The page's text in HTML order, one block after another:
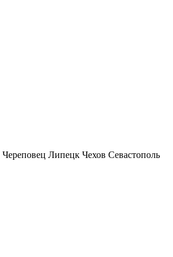
Череповец Липецк Чехов Севастополь